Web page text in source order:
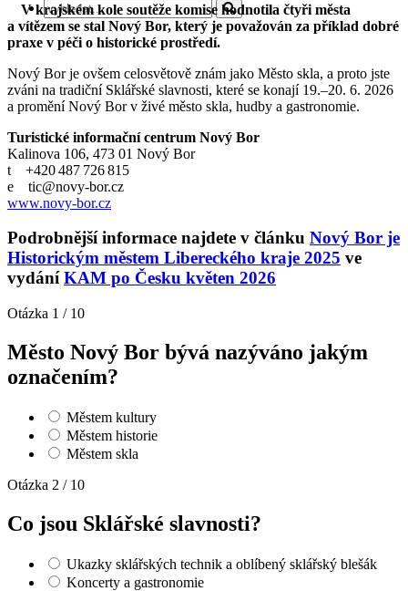
V krajském kole soutěže komise hodnotila čtyři města
a vítězem se stal Nový Bor, který je považován za příklad dobré
praxe v péči o historické prostředí.
Nový Bor je ovšem celosvětově znám jako Město skla, a proto jste
zváni na tradiční Sklářské slavnosti, které se konají 19.–20. 6. 2026
a promění Nový Bor v živé město skla, hudby a gastronomie.
Turistické informační centrum Nový Bor
Kalinova 106, 473 01 Nový Bor
t +420 487 726 815
e tic@novy-bor.cz
www.novy-bor.cz
Podrobnější informace najdete v článku Nový Bor je
Historickým městem Libereckého kraje 2025 ve
vydáníKAM po Česku květen 2026
Otázka 1 / 10
Město Nový Bor bývá nazýváno jakým
označením?
Městem kultury
Městem historie
Městem skla
Otázka 2 / 10
Co jsou Sklářské slavnosti?
Ukazky sklářských technik a oblíbený sklářský blešák
Koncerty a gastronomie